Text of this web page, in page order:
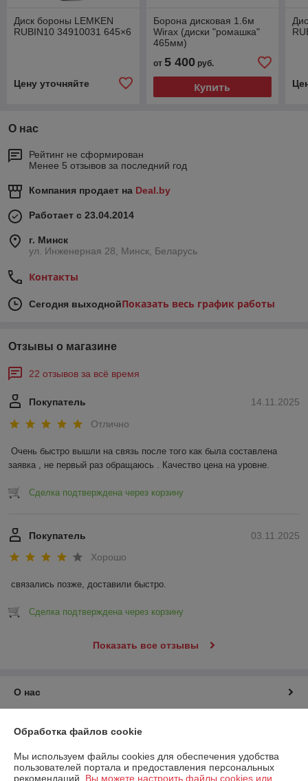
Диск бороны LEMKEN
RUBIN10 34910031 645×6
Цену уточняйте
Борона дисковая 1.6м
Wirax (диски "ромашка"
465мм)
от 5 400руб.
Купить
О нас
Рейтинг не сформирован
Менее 5 отзывов за последний год
Компания продает на Deal.by
Работает с 23.04.2014
г. Минск
ул. Инженерная 28, Минск, Беларусь
Контакты
Сегодня выходнойПоказать весь график работы
Отзывы о магазине
22 отзывов за всё время
14.11.2025
Покупатель
Отлично
Очень быстро вышли на связь после того как была составлена
заявка , не первый раз обращаюсь . Качество цена на уровне.
Сделка подтверждена через корзину
03.11.2025
Покупатель
Хорошо
связались позже, доставили быстро.
Сделка подтверждена через корзину
Показать все отзывы
О нас
Доставка и оплата
Обработка файлов cookie
Мы используем файлы cookies для обеспечения удобства
пользователей портала и предоставления персональных
рекомендаций. Вы можете настроить файлы cookies или